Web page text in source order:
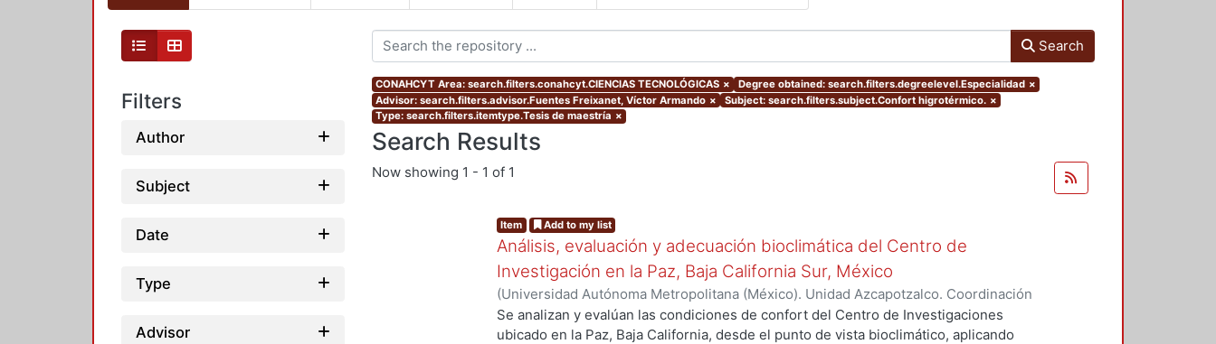
Filters
Author
Subject
Date
Type
Advisor
Search
CONAHCYT Area: search.filters.conahcyt.CIENCIAS TECNOLÓGICAS × Degree obtained: search.filters.degreelevel.Especialidad ×
Advisor: search.filters.advisor.Fuentes Freixanet, Víctor Armando × Subject: search.filters.subject.Confort higrotérmico. ×
Type: search.filters.itemtype.Tesis de maestría ×
Search Results
Now showing 1 - 1 of 1
Item Add to my list
Análisis, evaluación y adecuación bioclimática del Centro de
Investigación en la Paz, Baja California Sur, México
(Universidad Autónoma Metropolitana (México). Unidad Azcapotzalco. Coordinación
de Servicios de Información.,1999-12 )García Tavera, José Luis
Se analizan y evalúan las condiciones de confort del Centro de Investigaciones
ubicado en la Paz, Baja California, desde el punto de vista bioclimático, aplicando